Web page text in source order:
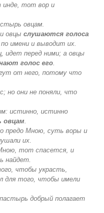
инде, тот вор и
овцам.
овцы слушаются голоса
по имени и выводит их.
идет перед ними; а овцы
голос его.
от него, потому что
но они не поняли, что
истинно, истинно
овцам.
предо Мною, суть воры и
их.
тот спасется, и
найдет.
чтобы украсть,
для того, чтобы имели
добрый полагает